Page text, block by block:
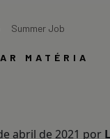
Summer Job
MATÉRIA
abril de 2021 por